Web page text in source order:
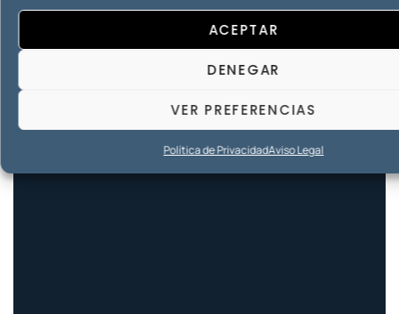
ACEPTAR
DENEGAR
VER PREFERENCIAS
Política de PrivacidadAviso Legal